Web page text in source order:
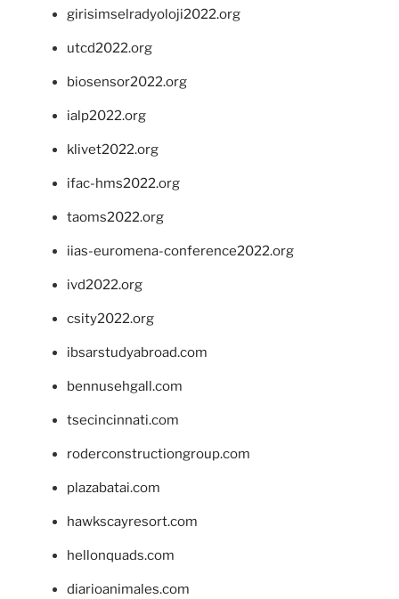
girisimselradyoloji2022.org
utcd2022.org
biosensor2022.org
ialp2022.org
klivet2022.org
ifac-hms2022.org
taoms2022.org
iias-euromena-conference2022.org
ivd2022.org
csity2022.org
ibsarstudyabroad.com
bennusehgall.com
tsecincinnati.com
roderconstructiongroup.com
plazabatai.com
hawkscayresort.com
hellonquads.com
diarioanimales.com